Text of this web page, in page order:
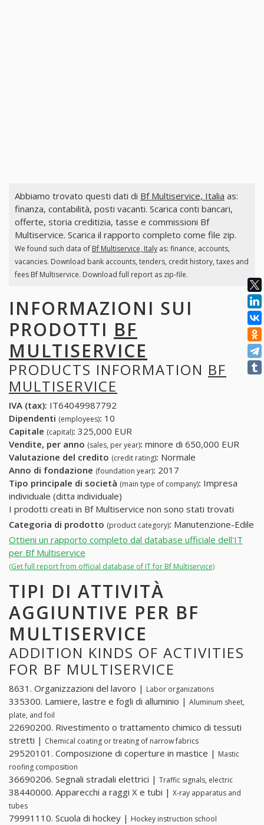
Abbiamo trovato questi dati di Bf Multiservice, Italia as:
finanza, contabilità, posti vacanti. Scarica conti bancari,
offerte, storia creditizia, tasse e commissioni Bf
Multiservice. Scarica il rapporto completo come file zip.
We found such data of Bf Multiservice, Italyas: finance, accounts,
vacancies. Download bank accounts, tenders, credit history, taxes and
fees Bf Multiservice. Download full report as zip-file.
INFORMAZIONI SUI
PRODOTTI BF
MULTISERVICE
PRODUCTS INFORMATION BF
MULTISERVICE
IVA (tax): IT64049987792
Dipendenti (employees): 10
Capitale (capital): 325,000 EUR
Vendite, per anno (sales, per year): minore di 650,000 EUR
Valutazione del credito (credit rating): Normale
Anno di fondazione (foundation year): 2017
Tipo principale di società (main type of company): Impresa
individuale (ditta individuale)
I prodotti creati in Bf Multiservice non sono stati trovati
Categoria di prodotto (product category): Manutenzione-Edile
Ottieni un rapporto completo dal database ufficiale dell'IT
per Bf Multiservice
(Get full report from official database of IT for Bf Multiservice)
TIPI DI ATTIVITÀ
AGGIUNTIVE PER BF
MULTISERVICE
ADDITION KINDS OF ACTIVITIES
FOR BF MULTISERVICE
8631. Organizzazioni del lavoro | Labor organizations
335300. Lamiere, lastre e fogli di alluminio | Aluminum sheet,
plate, and foil
22690200. Rivestimento o trattamento chimico di tessuti
stretti | Chemical coating or treating of narrow fabrics
29520101. Composizione di coperture in mastice | Mastic
roofing composition
36690206. Segnali stradali elettrici | Traffic signals, electric
38440000. Apparecchi a raggi X e tubi | X-ray apparatus and
tubes
79991110. Scuola di hockey | Hockey instruction school